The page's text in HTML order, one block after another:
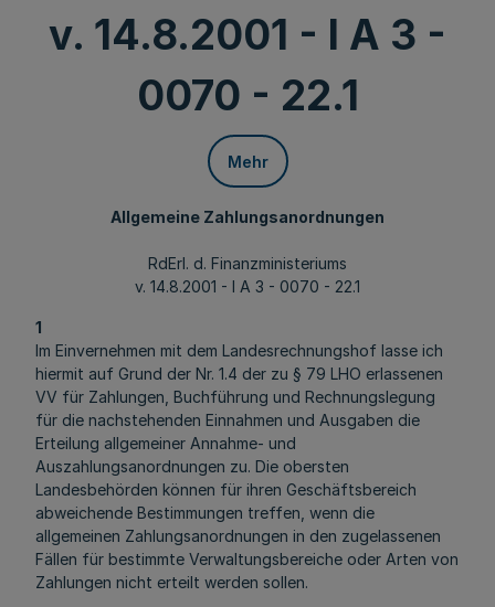
v. 14.8.2001 - I A 3 -
0070 - 22.1
Mehr
Allgemeine Zahlungsanordnungen
RdErl. d. Finanzministeriums
v. 14.8.2001 - I A 3 - 0070 - 22.1
1
Im Einvernehmen mit dem Landesrechnungshof lasse ich
hiermit auf Grund der Nr. 1.4 der zu § 79 LHO erlassenen
VV für Zahlungen, Buchführung und Rechnungslegung
für die nachstehenden Einnahmen und Ausgaben die
Erteilung allgemeiner Annahme- und
Auszahlungsanordnungen zu. Die obersten
Landesbehörden können für ihren Geschäftsbereich
abweichende Bestimmungen treffen, wenn die
allgemeinen Zahlungsanordnungen in den zugelassenen
Fällen für bestimmte Verwaltungsbereiche oder Arten von
Zahlungen nicht erteilt werden sollen.